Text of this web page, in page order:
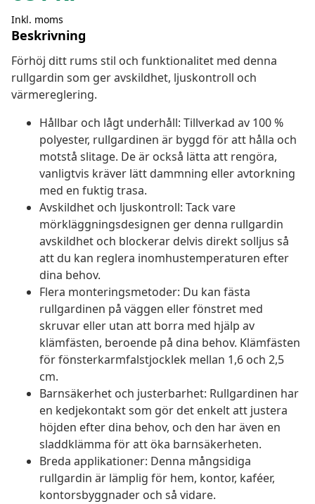
Inkl. moms
Beskrivning
Förhöj ditt rums stil och funktionalitet med denna
rullgardin som ger avskildhet, ljuskontroll och
värmereglering.
Hållbar och lågt underhåll: Tillverkad av 100 %
polyester, rullgardinen är byggd för att hålla och
motstå slitage. De är också lätta att rengöra,
vanligtvis kräver lätt dammning eller avtorkning
med en fuktig trasa.
Avskildhet och ljuskontroll: Tack vare
mörkläggningsdesignen ger denna rullgardin
avskildhet och blockerar delvis direkt solljus så
att du kan reglera inomhustemperaturen efter
dina behov.
Flera monteringsmetoder: Du kan fästa
rullgardinen på väggen eller fönstret med
skruvar eller utan att borra med hjälp av
klämfästen, beroende på dina behov. Klämfästen
för fönsterkarmfalstjocklek mellan 1,6 och 2,5
cm.
Barnsäkerhet och justerbarhet: Rullgardinen har
en kedjekontakt som gör det enkelt att justera
höjden efter dina behov, och den har även en
sladdklämma för att öka barnsäkerheten.
Breda applikationer: Denna mångsidiga
rullgardin är lämplig för hem, kontor, kaféer,
kontorsbyggnader och så vidare.